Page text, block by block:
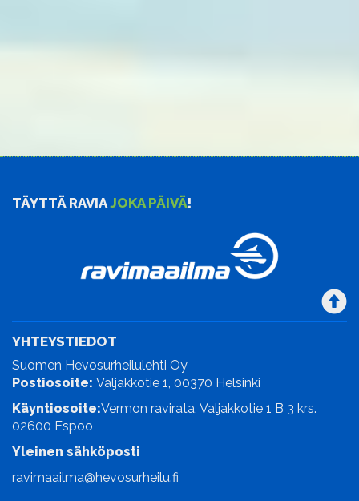
TÄYTTÄ RAVIAJOKA PÄIVÄ!
YHTEYSTIEDOT
Suomen Hevosurheilulehti Oy
Postiosoite: Valjakkotie 1, 00370 Helsinki
Käyntiosoite:Vermon ravirata, Valjakkotie 1 B 3 krs.
02600 Espoo
Yleinen sähköposti
ravimaailma@hevosurheilu.fi